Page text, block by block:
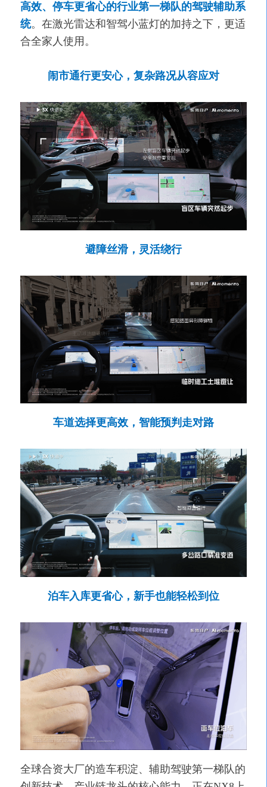
高效、停车更省心的行业第一梯队的驾驶辅助系
统。在激光雷达和智驾小蓝灯的加持之下，更适
合全家人使用。
闹市通行更安心，复杂路况从容应对
避障丝滑，灵活绕行
车道选择更高效，智能预判走对路
泊车入库更省心，新手也能轻松到位
全球合资大厂的造车积淀、辅助驾驶第一梯队的